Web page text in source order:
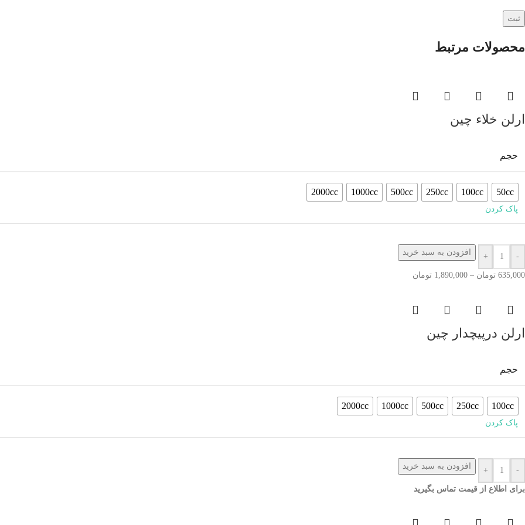
محصولات مرتبط
ارلن خلاء چین
حجم
50cc
100cc
250cc
500cc
1000cc
2000cc
پاک کردن
-
+ افزودن به سبد خرید
635,000 تومان –
1,890,000 تومان
ارلن درپیچدار چین
حجم
100cc
250cc
500cc
1000cc
2000cc
پاک کردن
-
+ افزودن به سبد خرید
برای اطلاع از قیمت تماس بگیرید